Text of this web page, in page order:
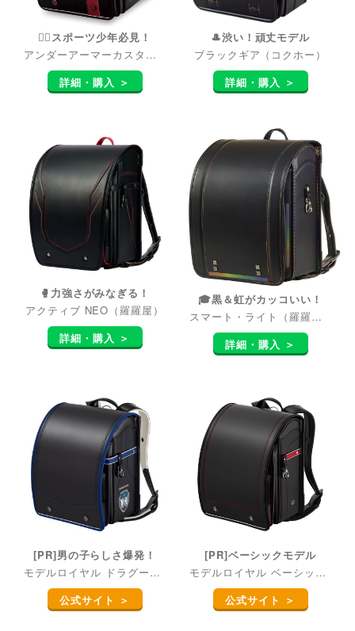
🏃‍♂️スポーツ少年必見！
アンダーアーマーカスタム（コクホー）
詳細・購入 ＞
🎩渋い！頑丈モデル
ブラックギア（コクホー）
詳細・購入 ＞
🥊力強さがみなぎる！
アクティブ NEO（羅羅屋）
詳細・購入 ＞
🎓黒＆虹がカッコいい！
スマート・ライト（羅羅屋）
詳細・購入 ＞
[PR]男の子らしさ爆発！
モデルロイヤル ドラグーン（セイバン）
公式サイト ＞
[PR]ベーシックモデル
モデルロイヤル ベーシック（セイバン）
公式サイト ＞